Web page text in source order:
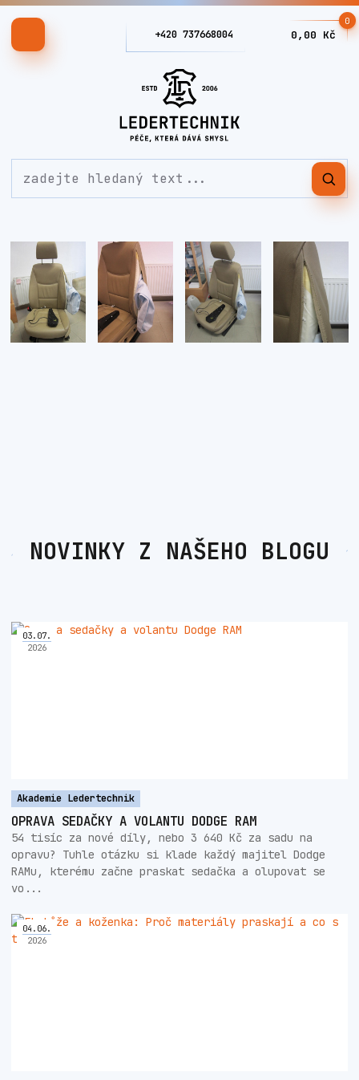
+420 737668004
0
0,00 Kč
NOVINKY Z NAŠEHO BLOGU
03. 07.
2026
Akademie Ledertechnik
OPRAVA SEDAČKY A VOLANTU DODGE RAM
54 tisíc za nové díly, nebo 3 640 Kč za sadu na
opravu? Tuhle otázku si klade každý majitel Dodge
RAMu, kterému začne praskat sedačka a olupovat se
vo...
04 . 06.
2026